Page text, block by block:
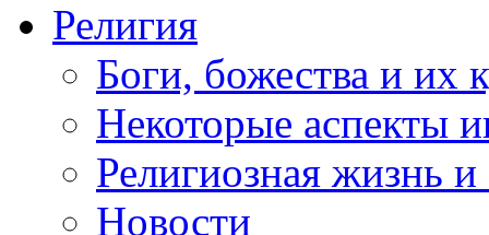
Религия
Боги, божества и их
Некоторые аспекты
Религиозная жизнь
Новости